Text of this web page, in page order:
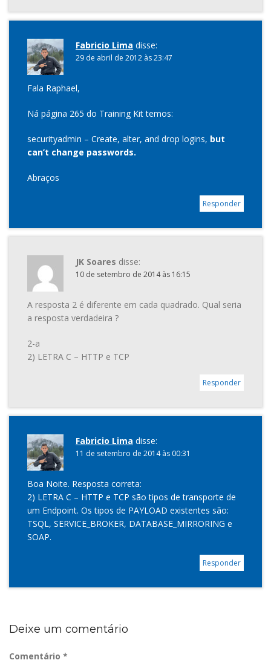
Fabricio Lima disse:
29 de abril de 2012 às 23:47
Fala Raphael,
Ná página 265 do Training Kit temos:
securityadmin – Create, alter, and drop logins, but
can’t change passwords.
Abraços
Responder
JK Soares disse:
10 de setembro de 2014 às 16:15
A resposta 2 é diferente em cada quadrado. Qual seria
a resposta verdadeira ?
2-a
2) LETRA C – HTTP e TCP
Responder
Fabricio Lima disse:
11 de setembro de 2014 às 00:31
Boa Noite. Resposta correta:
2) LETRA C – HTTP e TCP são tipos de transporte de
um Endpoint. Os tipos de PAYLOAD existentes são:
TSQL, SERVICE_BROKER, DATABASE_MIRRORING e
SOAP.
Responder
Deixe um comentário
Comentário *